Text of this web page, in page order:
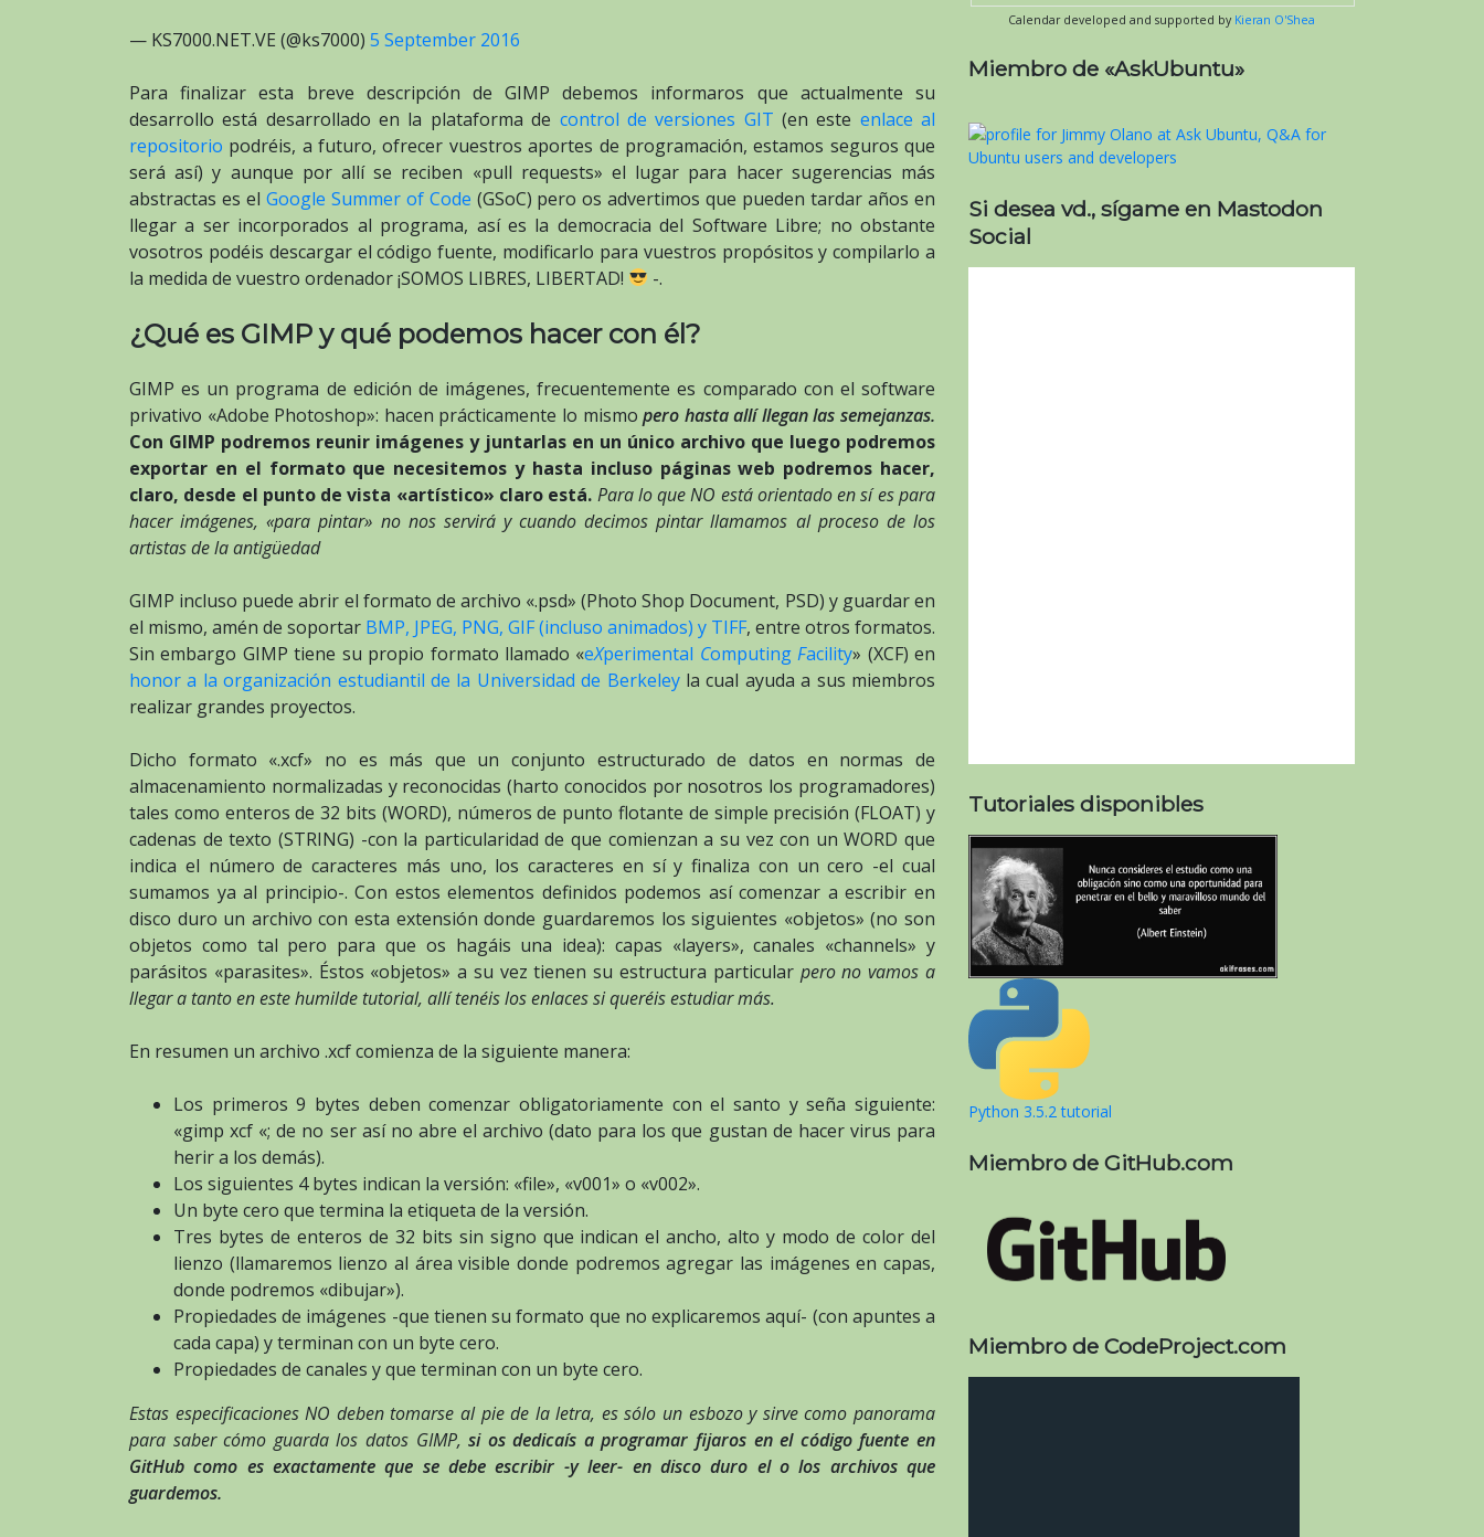
— KS7000.NET.VE (@ks7000) 5 September 2016
Para finalizar esta breve descripción de GIMP debemos informaros que actualmente su
desarrollo está desarrollado en la plataforma de control de versiones GIT (en este enlace al
repositorio podréis, a futuro, ofrecer vuestros aportes de programación, estamos seguros que
será así) y aunque por allí se reciben «pull requests» el lugar para hacer sugerencias más
abstractas es el Google Summer of Code (GSoC) pero os advertimos que pueden tardar años en
llegar a ser incorporados al programa, así es la democracia del Software Libre; no obstante
vosotros podéis descargar el código fuente, modificarlo para vuestros propósitos y compilarlo a
la medida de vuestro ordenador ¡SOMOS LIBRES, LIBERTAD!
-.
¿Qué es GIMP y qué podemos hacer con él?
GIMP es un programa de edición de imágenes, frecuentemente es comparado con el software
privativo «Adobe Photoshop»: hacen prácticamente lo mismopero hasta allí llegan las semejanzas.
Con GIMP podremos reunir imágenes y juntarlas en un único archivo que luego podremos
exportar en el formato que necesitemos y hasta incluso páginas web podremos hacer,
claro, desde el punto de vista «artístico» claro está. Para lo que NO está orientado en sí es para
hacer imágenes, «para pintar» no nos servirá y cuando decimos pintar llamamos al proceso de los
artistas de la antigüedad
GIMP incluso puede abrir el formato de archivo «.psd» (Photo Shop Document, PSD) y guardar en
el mismo, amén de soportar BMP, JPEG, PNG, GIF (incluso animados) y TIFF, entre otros formatos.
Sin embargo GIMP tiene su propio formato llamado «eXperimental ComputingFacility» (XCF) en
honor a la organización estudiantil de la Universidad de Berkeleyla cual ayuda a sus miembros
realizar grandes proyectos.
Dicho formato «.xcf» no es más que un conjunto estructurado de datos en normas de
almacenamiento normalizadas y reconocidas (harto conocidos por nosotros los programadores)
tales como enteros de 32 bits (WORD), números de punto flotante de simple precisión (FLOAT) y
cadenas de texto (STRING) -con la particularidad de que comienzan a su vez con un WORD que
indica el número de caracteres más uno, los caracteres en sí y finaliza con un cero -el cual
sumamos ya al principio-. Con estos elementos definidos podemos así comenzar a escribir en
disco duro un archivo con esta extensión donde guardaremos los siguientes «objetos» (no son
objetos como tal pero para que os hagáis una idea): capas «layers», canales «channels» y
parásitos «parasites». Éstos «objetos» a su vez tienen su estructura particular pero no vamos a
llegar a tanto en este humilde tutorial, allí tenéis los enlaces si queréis estudiar más.
En resumen un archivo .xcf comienza de la siguiente manera:
Los primeros 9 bytes deben comenzar obligatoriamente con el santo y seña siguiente:
«gimp xcf «; de no ser así no abre el archivo (dato para los que gustan de hacer virus para
herir a los demás).
Los siguientes 4 bytes indican la versión: «file», «v001» o «v002».
Un byte cero que termina la etiqueta de la versión.
Tres bytes de enteros de 32 bits sin signo que indican el ancho, alto y modo de color del
lienzo (llamaremos lienzo al área visible donde podremos agregar las imágenes en capas,
donde podremos «dibujar»).
Propiedades de imágenes -que tienen su formato que no explicaremos aquí- (con apuntes a
cada capa) y terminan con un byte cero.
Propiedades de canales y que terminan con un byte cero.
Estas especificaciones NO deben tomarse al pie de la letra, es sólo un esbozo y sirve como panorama
para saber cómo guarda los datos GIMP, si os dedicaís a programar fijaros en el código fuente en
GitHub como es exactamente que se debe escribir -y leer- en disco duro el o los archivos que
guardemos.
Calendar developed and supported by Kieran O'Shea
Miembro de «AskUbuntu»
Si desea vd., sígame en Mastodon
Social
Tutoriales disponibles
Python 3.5.2 tutorial
Miembro de GitHub.com
Miembro de CodeProject.com